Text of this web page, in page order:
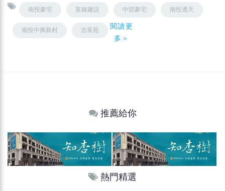
南投豪宅 富錸建設 中部豪宅 南投透天
南投中興新村 吉富苑
閱讀更
多＞
推薦給你
熱門精選